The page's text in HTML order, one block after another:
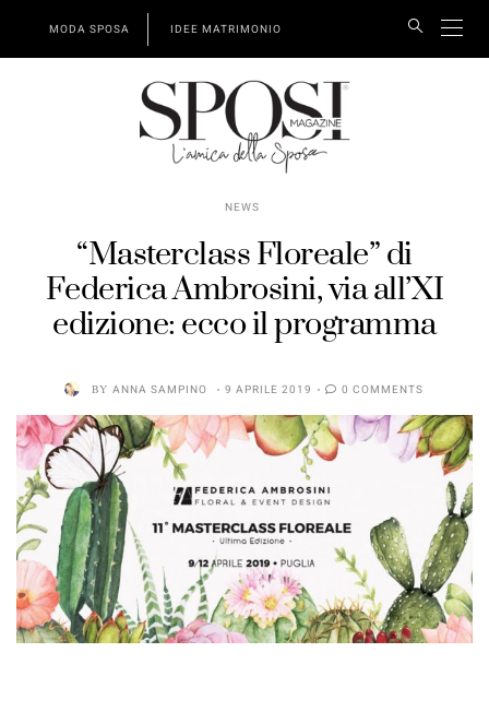
MODA SPOSA IDEE MATRIMONIO
NEWS
“Masterclass Floreale” di
Federica Ambrosini, via all’XI
edizione: ecco il programma
BY ANNA SAMPINO 9 APRILE 2019 0 COMMENTS